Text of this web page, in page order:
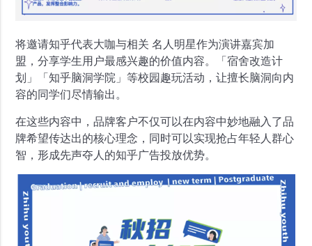
将邀请知乎代表大咖与相关 名人明星作为演讲嘉宾加
盟，分享学生用户最感兴趣的价值内容。「宿舍改造计
划」「知乎脑洞学院」等校园趣玩活动，让擅长脑洞向内
容的同学们尽情输出。
在这些内容中，品牌客户不仅可以在内容中妙地融入了品
牌希望传达出的核心理念，同时可以实现抢占年轻人群心
智，形成先声夺人的知乎广告投放优势。